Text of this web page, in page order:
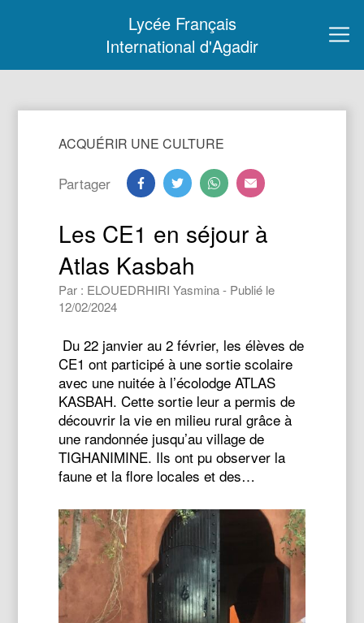
Lycée Français
International d'Agadir
ACQUÉRIR UNE CULTURE
Partager
Les CE1 en séjour à
Atlas Kasbah
Par : ELOUEDRHIRI Yasmina - Publié le
12/02/2024
Du 22 janvier au 2 février, les élèves de
CE1 ont participé à une sortie scolaire
avec une nuitée à l’écolodge ATLAS
KASBAH. Cette sortie leur a permis de
découvrir la vie en milieu rural grâce à
une randonnée jusqu’au village de
TIGHANIMINE. Ils ont pu observer la
faune et la flore locales et des…